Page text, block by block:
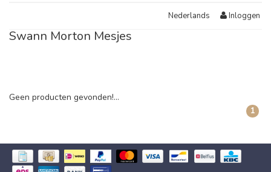
Nederlands Inloggen
Swann Morton Mesjes
Geen producten gevonden!...
1